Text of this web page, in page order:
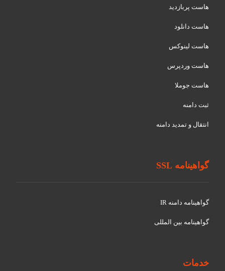
هاست پربازدید
هاست دانلود
هاست لینوکس
هاست وردپرس
هاست جوملا
ثبت دامنه
انتقال و تمدید دامنه
گواهینامه SSL
گواهينامه دامنه IR
گواهينامه بین المللی
خدمات